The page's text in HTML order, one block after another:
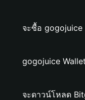
จะซื้อ gogojuice
gogojuice
จะดาวน์โหลด